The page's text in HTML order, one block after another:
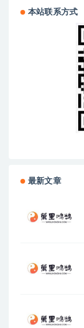
本站联系方式
最新文章